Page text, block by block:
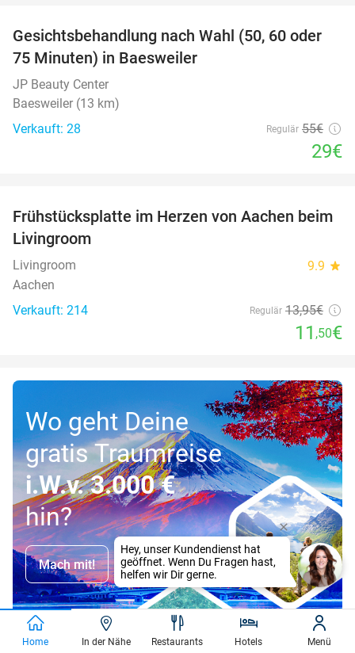
47%
Gesichtsbehandlung nach Wahl (50, 60 oder
75 Minuten) in Baesweiler
JP Beauty Center
Baesweiler (13 km)
Verkauft: 28
Regulär 55€
29€
18%
Frühstücksplatte im Herzen von Aachen beim
Livingroom
Livingroom 9.9 star
Aachen
Verkauft: 214
Regulär 13,95€
11 ,50€
Wo geht Deine
gratis Traumreise
i.W.v. 3.000 €
hin?
Mach mit!
Home In der Nähe Restaurants Hotels Menü